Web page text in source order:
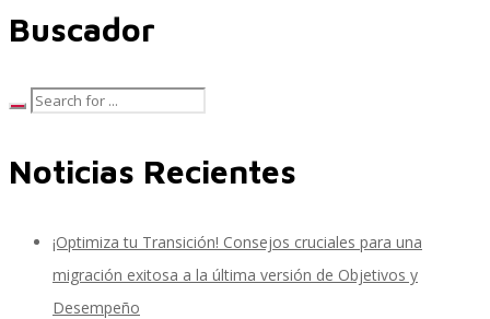
SAP Time and Attendance
Cloud Conveyer
Buscador
Noticias Recientes
¡Optimiza tu Transición! Consejos cruciales para una
migración exitosa a la última versión de Objetivos y
Desempeño